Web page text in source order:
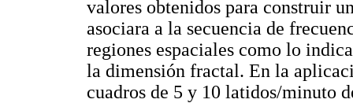
valores obtenidos para construir
asociara a la secuencia de
regiones espaciales como lo
la dimensión fractal. En la
cuadros de 5 y 10 latidos/minuto